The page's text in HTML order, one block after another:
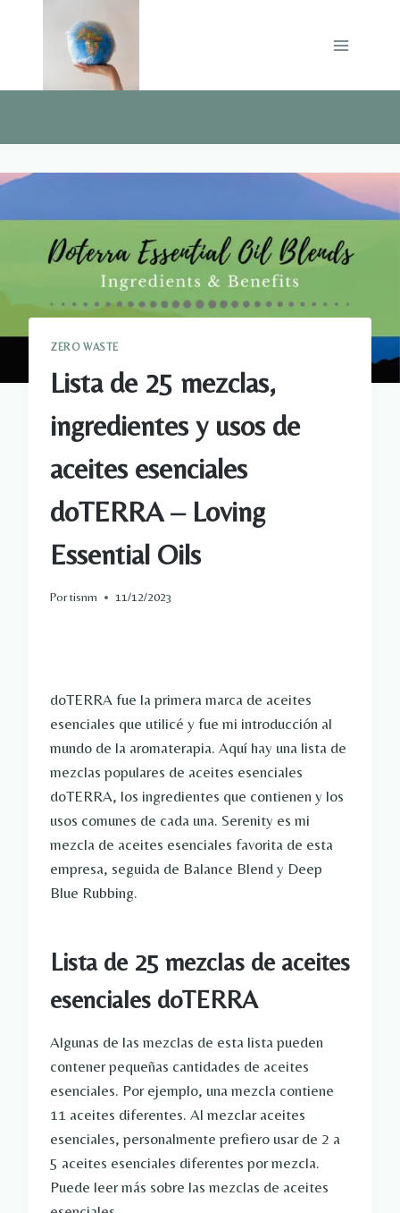
ZERO WASTE
Lista de 25 mezclas,
ingredientes y usos de
aceites esenciales
doTERRA – Loving
Essential Oils
Portisnm 11/12/2023
doTERRA fue la primera marca de aceites
esenciales que utilicé y fue mi introducción al
mundo de la aromaterapia. Aquí hay una lista de
mezclas populares de aceites esenciales
doTERRA, los ingredientes que contienen y los
usos comunes de cada una. Serenity es mi
mezcla de aceites esenciales favorita de esta
empresa, seguida de Balance Blend y Deep
Blue Rubbing.
Lista de 25 mezclas de aceites
esenciales doTERRA
Algunas de las mezclas de esta lista pueden
contener pequeñas cantidades de aceites
esenciales. Por ejemplo, una mezcla contiene
11 aceites diferentes. Al mezclar aceites
esenciales, personalmente prefiero usar de 2 a
5 aceites esenciales diferentes por mezcla.
Puede leer más sobre las mezclas de aceites